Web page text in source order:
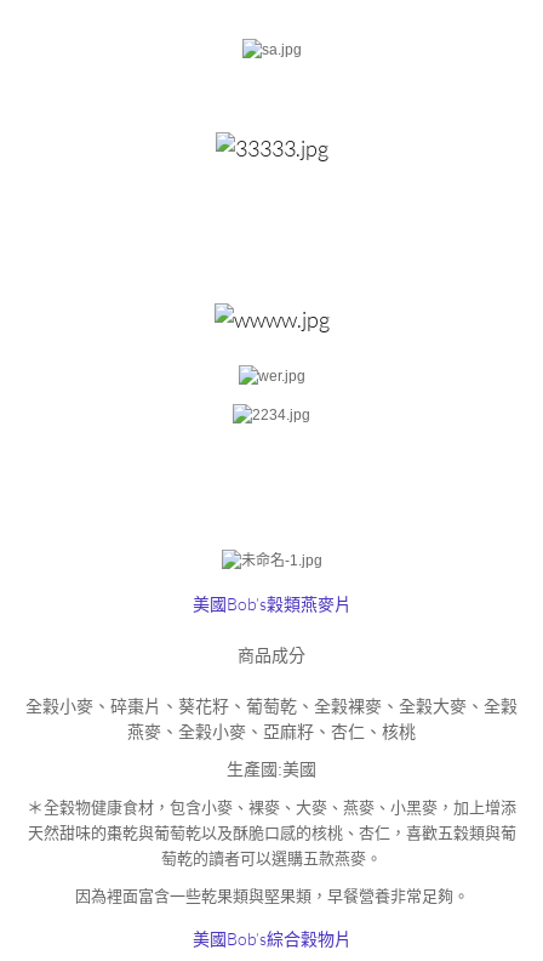
美國Bob’s穀類燕麥片
商品成分
全穀小麥、碎棗片、葵花籽、葡萄乾、全穀裸麥、全穀大麥、全穀
燕麥、全穀小麥、亞麻籽、杏仁、核桃
生產國:美國
＊全穀物健康食材，包含小麥、裸麥、大麥、燕麥、小黑麥，加上增添
天然甜味的棗乾與葡萄乾以及酥脆口感的核桃、杏仁，喜歡五穀類與葡
萄乾的讀者可以選購五款燕麥。
因為裡面富含一些乾果類與堅果類，早餐營養非常足夠。
美國Bob’s綜合穀物片